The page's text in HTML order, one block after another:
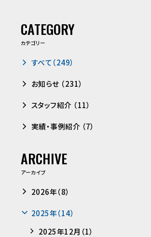
CATEGORY
カテゴリー
すべて（249）
お知らせ （231）
スタッフ紹介 （11）
実績・事例紹介 （7）
ARCHIVE
アーカイブ
2026年（8）
2025年（14）
2025年12月（1）